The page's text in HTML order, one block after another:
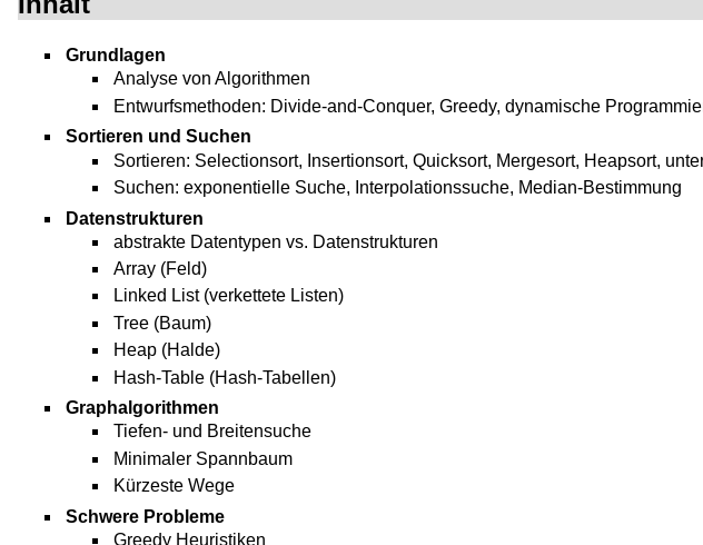
Grundlagen
Analyse von Algorithmen
Entwurfsmethoden: Divide-and-Conquer, Greedy, dynamische
Sortieren und Suchen
Sortieren: Selectionsort, Insertionsort, Quicksort, Mergesort, Heapsort,
Suchen: exponentielle Suche, Interpolationssuche, Median-Bestimmung
Datenstrukturen
abstrakte Datentypen vs. Datenstrukturen
Array (Feld)
Linked List (verkettete Listen)
Tree (Baum)
Heap (Halde)
Hash-Table (Hash-Tabellen)
Graphalgorithmen
Tiefen- und Breitensuche
Minimaler Spannbaum
Kürzeste Wege
Schwere Probleme
Greedy Heuristiken